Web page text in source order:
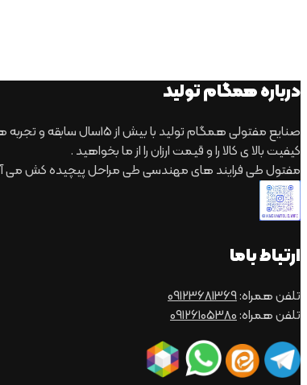
درباره همگام تولید
صنایع مفتولی همگام تولید با بیش از 15سال سابقه و تجربه همیشه در تلاش بوده که با تمام توان بتواند نیاز های مشتریان گرامی را برآورده کند.
کیفیت بالا ی کالا را و قیمت ارزان را از ما بخواهید .
مفتول طی فرایند های مهندسی طی مراحل پیچیده کش می
ارتباط باما
تلفن همراه:09123681369
تلفن همراه:09126105380